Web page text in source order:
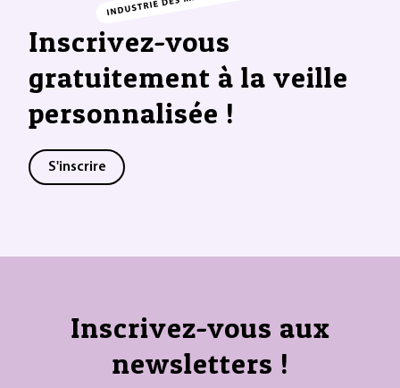
Inscrivez-vous
gratuitement à la veille
personnalisée !
S'inscrire
Inscrivez-vous aux
newsletters !